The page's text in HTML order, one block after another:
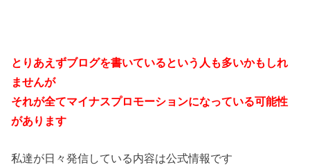
とりあえずブログを書いているという人も多いかもしれ
ませんが
それが全てマイナスプロモーションになっている可能性
があります
私達が日々発信している内容は公式情報です